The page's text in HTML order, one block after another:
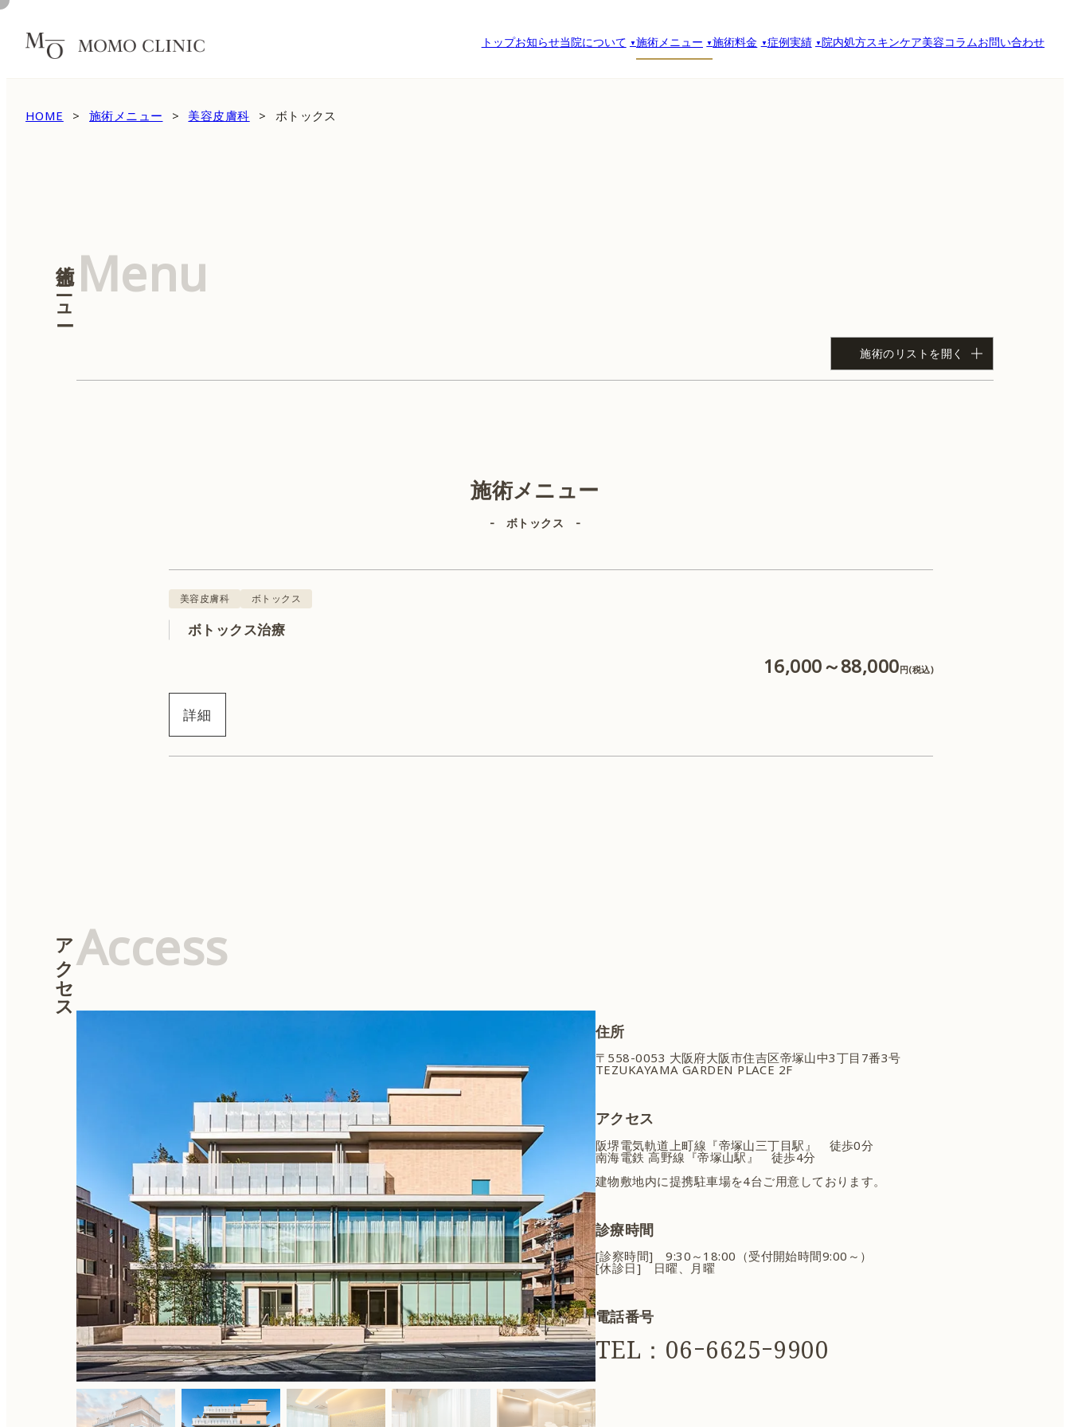
トップお知らせ当院について 施術メニュー 施術料金 症例実績 院内処方スキンケア美容コラムお問い合わせ
HOME 施術メニュー 美容皮膚科 ボトックス
Menu
施術メニュー
施術のリストを開く
QスイッチYAGレーザー
ハイドラジェントル
施術メニュー
- ボトックス -
美容皮膚科 ボトックス
ボトックス治療
16,000～88,000円(税込)
詳細
Access
アクセス
住所
〒558-0053 大阪府大阪市住吉区帝塚山中3丁目7番3号
TEZUKAYAMA GARDEN PLACE 2F
アクセス
阪堺電気軌道上町線『帝塚山三丁目駅』 徒歩0分
南海電鉄 高野線『帝塚山駅』 徒歩4分
建物敷地内に提携駐車場を4台ご用意しております。
診療時間
[診察時間] 9:30～18:00（受付開始時間9:00～）
[休診日] 日曜、月曜
電話番号
TEL：06ｰ6625ｰ9900